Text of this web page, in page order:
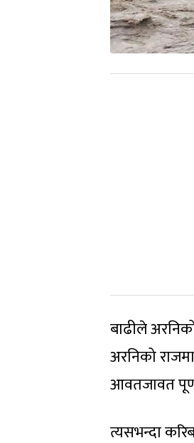
बाढीले
अरनिको
आवतजावत
त्यसभन्दा